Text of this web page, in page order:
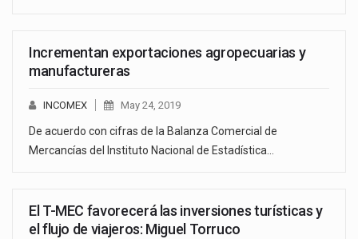
Incrementan exportaciones agropecuarias y
manufactureras
INCOMEX May 24, 2019
De acuerdo con cifras de la Balanza Comercial de
Mercancías del Instituto Nacional de Estadística…
El T-MEC favorecerá las inversiones turísticas y
el flujo de viajeros: Miguel Torruco